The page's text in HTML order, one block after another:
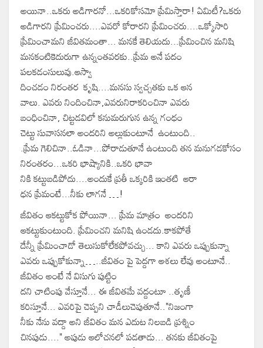
అయినా..ఒకరు అడిగారనో...ఒకరికోసమో ప్రేమిస్తారా! ఏమిటీ?ఒకరు
అడిగారని ప్రేమించరు....ఎవరో కోరారని ప్రేమించరు....ఒక్కోసారి
ప్రేమించామని జీవితమంతా... మనకే తెలియదు...ప్రేమించిన మనిషి
మనకంటికెదురుగా ఉన్నంతవరకు..ప్రేమ అనే పదం
పలకడంసులువు.ఆస్వా
దించడం నిరంతర కృషి....మనసు స్వచ్చతకు ఒక ఆన
వాలు. ఎవరు నిందించినా,ఎవరునిరాకరించినా ఎవరు
బంధించినా, చిట్టడవిలో కనుమరుగున ఉన్న గంధం
చెట్టు సువాసనలా అందరిని అల్లుకుంటూనే ఉంటుంది..
.ప్రేమ గెలిచినా..ఓడినా...పోరాడుతూనే ఉంటుంది తన మనుగడకోసం
నిరంతరం...ఒకరి భాష్యానికి..ఒకరి భావా
నికి కట్టుబడిపోదు....అందుకే ప్రతీ ఒక్కరికి ఇంతటి ఆరా
ధన ప్రేమంటే...నీకు లాగనే …!
జీవితం ఆకట్టుకోక పోయినా... ప్రేమ మాత్రం అందరిని
ఆకట్టుకుంటుంది. ప్రేమించని మనిషి ఉండదు.కాకపోతే
దేన్నీ ప్రేమించాడో తెలుసుకోలేకపోవచ్చు... కాని ఎవరు ఒప్పుకున్నా
ఎవరు ఒప్పుకోకున్నా…..జీవితం పై పెద్దగా ఆశలు లేవు అంటూనే..
జీవితం అంటే నే విసుగు పుట్టిం
దని చాటింపు వేస్తూనే... ఈ జీవితమే వద్దంటూ ..తృణీ
కరిస్తూనే... ఎవరిపై చెప్పని చాడీలుచెపుతూనే.."నిజంగా
నీకు నేను వద్దా అని జీవితం మన ఎదుట నిలబడి ప్రశ్నిం
చినపుడు...." అపుడు ఆలోచనలో పడతాడు... తనకు జీవితంపై